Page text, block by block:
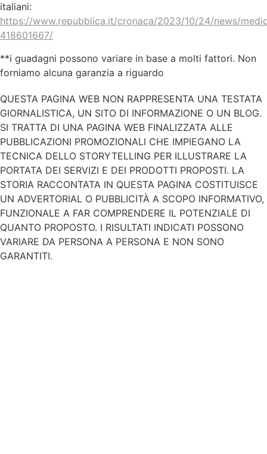
italiani:
https://www.repubblica.it/cronaca/2023/10/24/news/
418601667/
**i guadagni possono variare in base a molti fattori. Non
forniamo alcuna garanzia a riguardo
QUESTA PAGINA WEB NON RAPPRESENTA UNA TESTATA
GIORNALISTICA, UN SITO DI INFORMAZIONE O UN BLOG.
SI TRATTA DI UNA PAGINA WEB FINALIZZATA ALLE
PUBBLICAZIONI PROMOZIONALI CHE IMPIEGANO LA
TECNICA DELLO STORYTELLING PER ILLUSTRARE LA
PORTATA DEI SERVIZI E DEI PRODOTTI PROPOSTI. LA
STORIA RACCONTATA IN QUESTA PAGINA COSTITUISCE
UN ADVERTORIAL O PUBBLICITÀ A SCOPO INFORMATIVO,
FUNZIONALE A FAR COMPRENDERE IL POTENZIALE DI
QUANTO PROPOSTO. I RISULTATI INDICATI POSSONO
VARIARE DA PERSONA A PERSONA E NON SONO
GARANTITI.